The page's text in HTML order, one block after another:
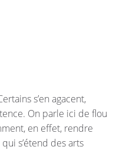
s’en agacent,
On parle ici de flou
en effet, rendre
s’étend des arts